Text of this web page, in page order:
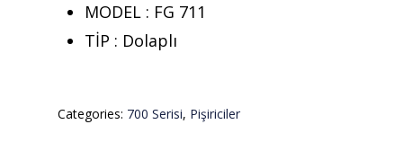
MODEL : FG 711
TİP : Dolaplı
Categories: 700 Serisi, Pişiriciler